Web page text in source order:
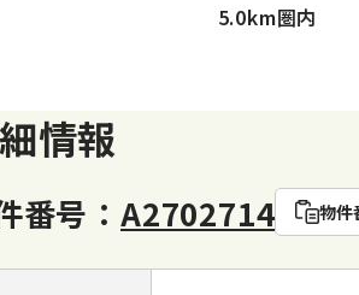
5.0km圏内
情報
番号： A2702714 物件